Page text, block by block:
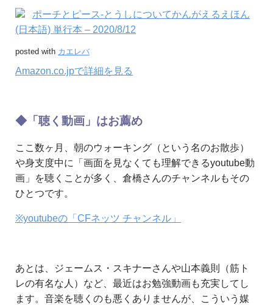
ポーチとピース-とうしについてかんがえるえほん
(日本語) 単行本 – 2020/8/12
posted with カエレバ
Amazon.co.jpで詳細を見る
◆「聴く動画」はお薦め
ここ数ヶ月、朝のウォーキング（という名のお散歩）
や身支度中に「画面を見なくても理解できるyoutube動
画」を聴くことが多く、倉橋さんのチャンネルもその
ひとつです。
※youtubeの「CFネッツ チャンネル」
あとは、ジェームス・スキナーさんや山本義則（筋ト
レの有名な人）など、最近はお勉強動画も充実してし
ます。音楽を聴くのも悪くありませんが、こういう媒